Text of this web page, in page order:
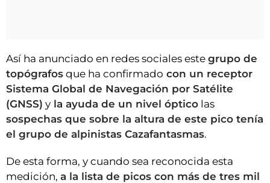
Así ha anunciado en redes sociales este grupo de
topógrafos que ha confirmado con un receptor
Sistema Global de Navegación por Satélite
(GNSS) y la ayuda de un nivel óptico las
sospechas que sobre la altura de este pico tenía
el grupo de alpinistas Cazafantasmas.
De esta forma, y cuando sea reconocida esta
medición, a la lista de picos con más de tres mil